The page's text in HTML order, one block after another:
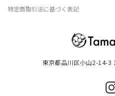
東京都品川区小山2-14-3
特定商取引法に基づく表記